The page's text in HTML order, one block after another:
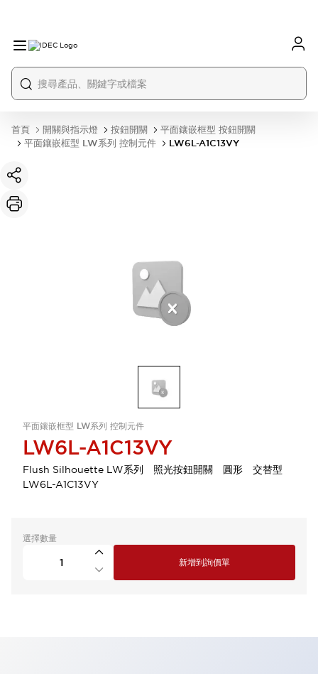
首頁 開關與指示燈 按鈕開關
平面鑲嵌框型 按鈕開關
平面鑲嵌框型 LW系列 控制元件
LW6L-A1C13VY
平面鑲嵌框型 LW系列 控制元件
LW6L-A1C13VY
Flush Silhouette LW系列 照光按鈕開關 圓形 交替型
LW6L-A1C13VY
選擇數量
新增到詢價單